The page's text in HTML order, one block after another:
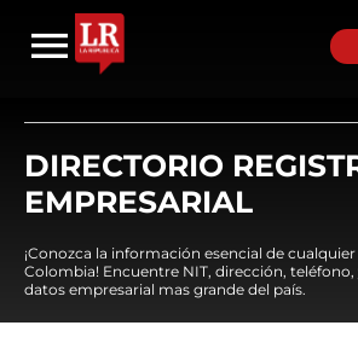
DIRECTORIO
EMPRESARIAL
¡Conozca la información esencial de
Colombia! Encuentre NIT, dirección, teléfono,
datos empresarial mas grande del país.